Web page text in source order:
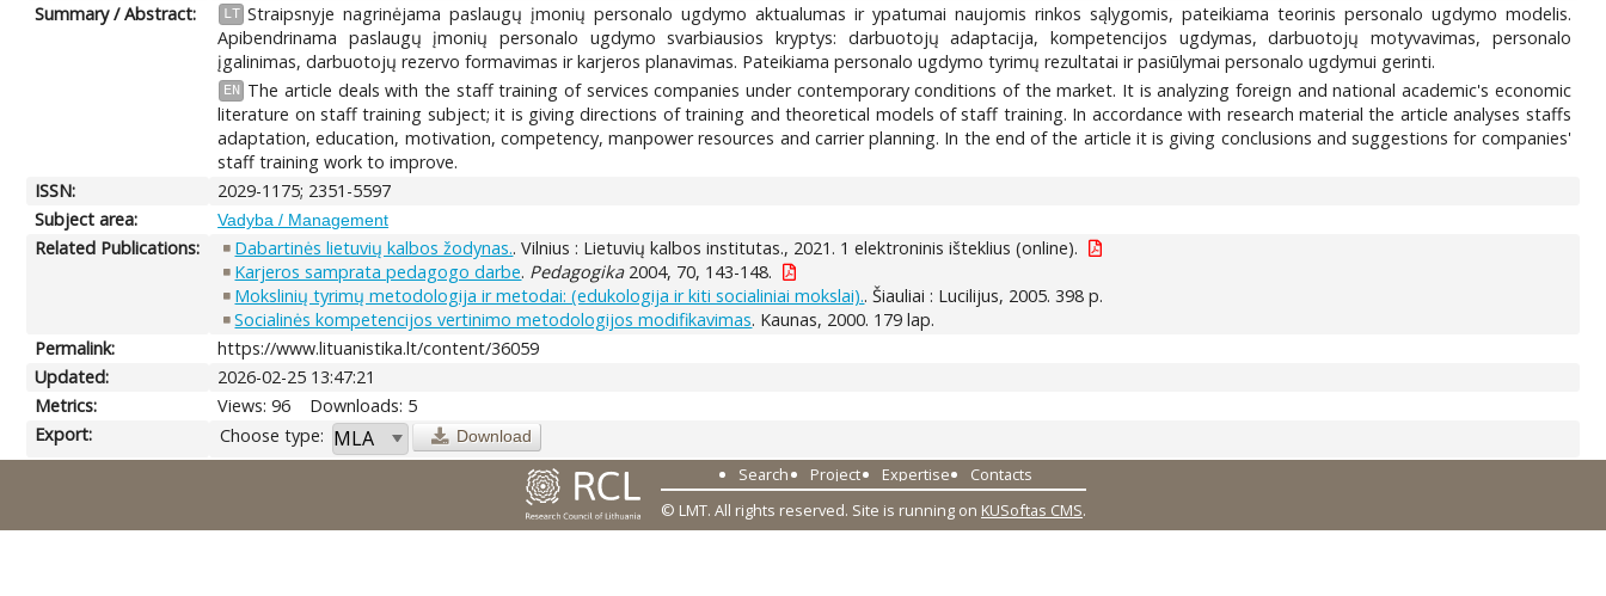
Summary / Abstract: LT Straipsnyje nagrinėjama paslaugų įmonių personalo ugdymo aktualumas ir ypatumai naujomis rinkos sąlygomis, pateikiama teorinis personalo ugdymo modelis.
Apibendrinama paslaugų įmonių personalo ugdymo svarbiausios kryptys: darbuotojų adaptacija, kompetencijos ugdymas, darbuotojų motyvavimas, personalo
įgalinimas, darbuotojų rezervo formavimas ir karjeros planavimas. Pateikiama personalo ugdymo tyrimų rezultatai ir pasiūlymai personalo ugdymui gerinti.
EN
The article deals with the staff training of services companies under contemporary conditions of the market. It is analyzing foreign and national academic's economic
literature on staff training subject; it is giving directions of training and theoretical models of staff training. In accordance with research material the article analyses staffs
adaptation, education, motivation, competency, manpower resources and carrier planning. In the end of the article it is giving conclusions and suggestions for companies'
staff training work to improve.
ISSN:
2029-1175; 2351-5597
Subject area:
Vadyba / Management
Related Publications: Dabartinės lietuvių kalbos žodynas.. Vilnius : Lietuvių kalbos institutas., 2021. 1 elektroninis išteklius (online).
Karjeros samprata pedagogo darbe. Pedagogika2004, 70, 143-148.
Mokslinių tyrimų metodologija ir metodai: (edukologija ir kiti socialiniai mokslai).. Šiauliai : Lucilijus, 2005. 398 p.
Socialinės kompetencijos vertinimo metodologijos modifikavimas. Kaunas, 2000. 179 lap.
Permalink:
https://www.lituanistika.lt/content/36059
Updated:
2026-02-25 13:47:21
Metrics:
Views: 96
Downloads: 5
Export:
Choose type: Download
Search Project Expertise
Contacts
© LMT. All rights reserved. Site is running on KUSoftas CMS.